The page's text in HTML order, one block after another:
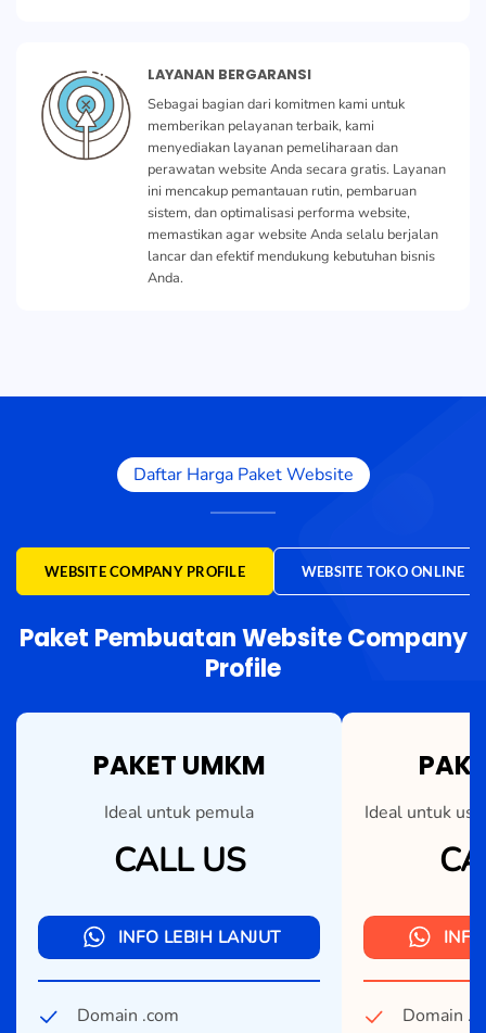
LAYANAN BERGARANSI
Sebagai bagian dari komitmen kami untuk
memberikan pelayanan terbaik, kami
menyediakan layanan pemeliharaan dan
perawatan website Anda secara gratis. Layanan
ini mencakup pemantauan rutin, pembaruan
sistem, dan optimalisasi performa website,
memastikan agar website Anda selalu berjalan
lancar dan efektif mendukung kebutuhan bisnis
Anda.
Daftar Harga Paket Website
WEBSITE COMPANY PROFILE WEBSITE TOKO ONLINE
Paket Pembuatan Website Company
Profile
PAKET UMKM
Ideal untuk pemula
CALL US
INFO LEBIH LANJUT
Domain .com
Ideal untuk
Domain